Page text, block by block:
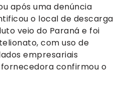
após uma denúncia
o local de descarga
veio do Paraná e foi
com uso de
empresariais
confirmou o